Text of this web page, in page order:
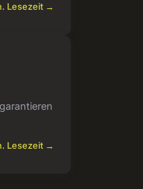
Lesezeit →
Lesezeit →